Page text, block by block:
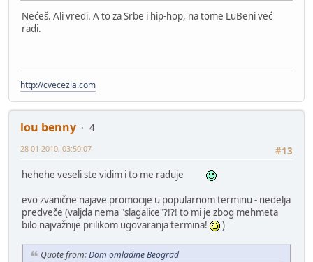
Nećeš. Ali vredi. A to za Srbe i hip-hop, na tome LuBeni već
radi.
http://cvecezla.com
lou benny
4
#13
28-01-2010, 03:50:07
hehehe veseli ste vidim i to me raduje
evo zvanične najave promocije u popularnom terminu - nedelja
predveče (valjda nema "slagalice"?!?! to mi je zbog mehmeta
bilo najvažnije prilikom ugovaranja termina!
)
Quote from:Dom omladine Beograd